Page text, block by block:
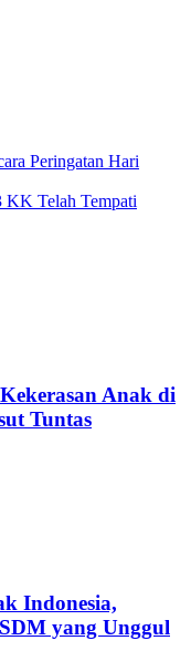
Peringatan Hari
KK Telah Tempati
Anak di
Tuntas
Indonesia,
yang Unggul